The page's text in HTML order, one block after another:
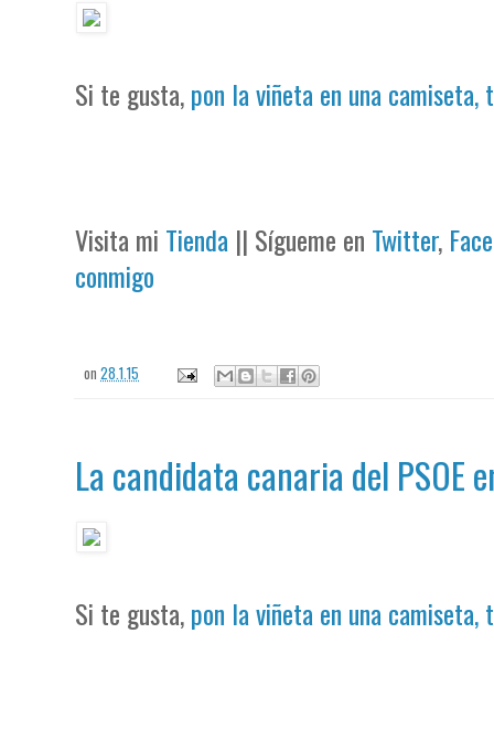
Si te gusta,pon la viñeta en una camiseta,
Visita mi Tienda || Sígueme en Twitter,
conmigo
on28.1.15
La candidata canaria del PSOE
Si te gusta,pon la viñeta en una camiseta,